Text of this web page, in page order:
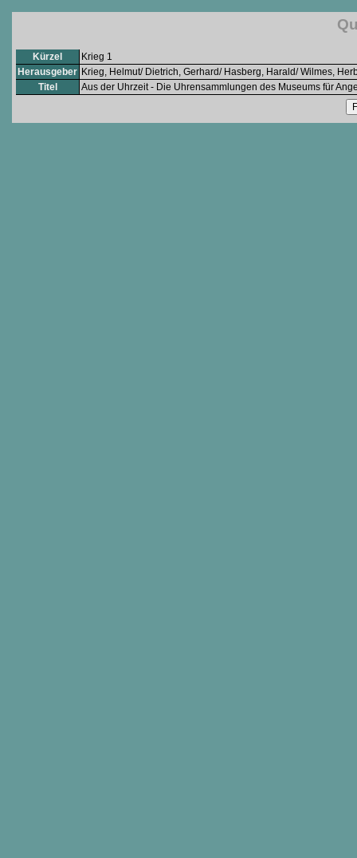
Kürzel
Krieg 1
Herausgeber Krieg, Helmut/ Dietrich, Gerhard/ Hasberg, Harald/ Wilmes,
Titel
Aus der Uhrzeit - Die Uhrensammlungen des Museums für